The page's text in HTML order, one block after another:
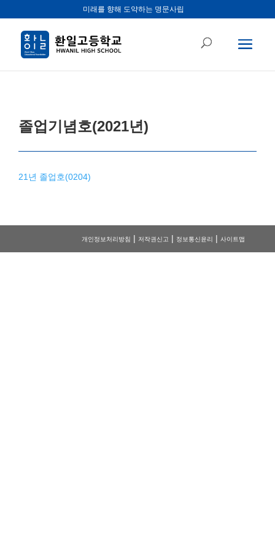
미래를 향해 도약하는 명문사립
졸업기념호(2021년)
21년 졸업호(0204)
개인정보처리방침 | 저작권신고 | 정보통신윤리 | 사이트맵